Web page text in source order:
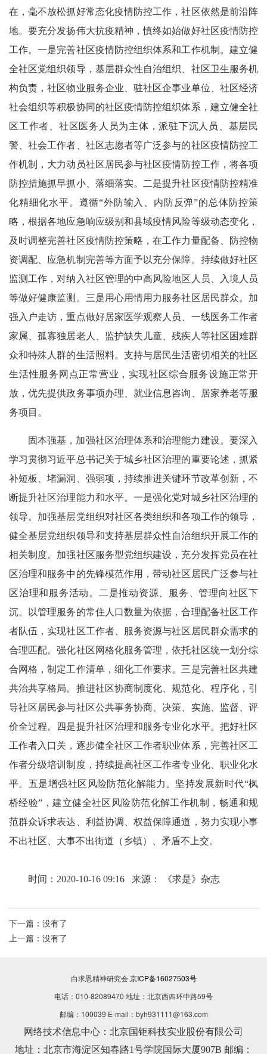
在，毫不放松抓好常态化疫情防控工作，社区依然是前沿阵
地。要充分发扬伟大抗疫精神，慎终如始做好社区疫情防控
工作。一是完善社区疫情防控组织体系和工作机制。建立健
全社区党组织领导，基层群众性自治组织、社区卫生服务机
构负责，社区物业服务企业、驻社区企事业单位、社区经济
社会组织等积极协同的社区疫情防控组织体系，建立健全社
区工作者、社区医务人员为主体，派驻下沉人员、基层民
警、社会工作者、社区志愿者等广泛参与的社区疫情防控工
作机制，大力动员社区居民参与社区疫情防控工作，将各项
防控措施抓早抓小、落细落实。二是提升社区疫情防控精准
化精细化水平。遵循“外防输入、内防反弹”的总体防控策
略，根据各地应急响应级别和县域疫情风险等级动态变化，
及时调整完善社区疫情防控策略，在工作力量配备、防控物
资调配、应急机制完善等方面予以充分保障。持续做好社区
监测工作，对纳入社区管理的中高风险地区人员、入境人员
等做好健康监测。三是用心用情用力服务社区居民群众。加
强入户走访，重点做好居家医学观察人员、一线医务工作者
家属、孤寡独居老人、监护缺失儿童、残疾人等社区困难群
众和特殊人群的生活照料。支持与居民生活密切相关的社区
生活性服务网点正常营业，实现社区综合服务设施正常开
放，优先提供政务事项办理、就业信息咨询、居家养老等服
务项目。
固本强基，加强社区治理体系和治理能力建设。要深入
学习贯彻习近平总书记关于城乡社区治理的重要论述，抓紧
补短板、堵漏洞、强弱项，持续推进关键环节改革创新，不
断提升社区治理能力和水平。一是强化党对城乡社区治理的
领导。加强基层党组织对社区各类组织和各项工作的领导，
健全基层党组织领导和支持基层群众性自治组织开展工作的
相关制度。加强社区服务型党组织建设，充分发挥党员在社
区治理和服务中的先锋模范作用，带动社区居民广泛参与社
区治理和服务活动。二是推动资源、服务、管理向社区下
沉。以管理服务的常住人口数量为依据，合理配备社区工作
者队伍，实现社区工作者、服务资源与社区居民群众需求的
合理匹配。强化社区网格化服务管理，依托社区统一划分综
合网格，制定工作清单，细化工作要求。三是完善社区共建
共治共享格局。推进社区协商制度化、规范化、程序化，引
导社区居民参与社区公共事务协商、决策、实施、监督、评
价全过程。四是提升社区治理和服务专业化水平。把好社区
工作者入口关，逐步健全社区工作者职业体系，完善社区工
作者分级培训制度，持续提高社区工作者专业化、职业化水
平。五是增强社区风险防范化解能力。坚持发展新时代“枫
桥经验”，建立健全社区风险防范化解工作机制，畅通和规
范群众诉求表达、利益协调、权益保障通道，努力实现小事
不出社区、大事不出街道（乡镇）、矛盾不上交。
时间： 2020-10-16 09:16 来源： 《求是》杂志
下一篇： 没有了
上一篇： 没有了
白求恩精神研究会京ICP备16027503号
电话：010-82089470 地址：北京西四环中路59号
邮编：100039 E-mail：byh931111@163.com
网络技术信息中心：北京国钜科技实业股份有限公司
地址：北京市海淀区知春路1号学院国际大厦907B 邮编：